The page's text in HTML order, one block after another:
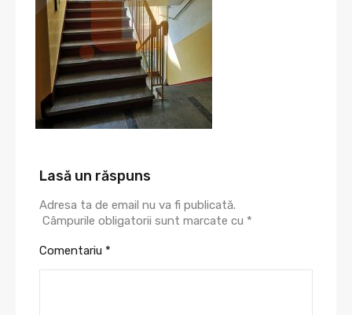
Lasă un răspuns
Adresa ta de email nu va fi publicată.
Câmpurile obligatorii sunt marcate cu *
Comentariu *